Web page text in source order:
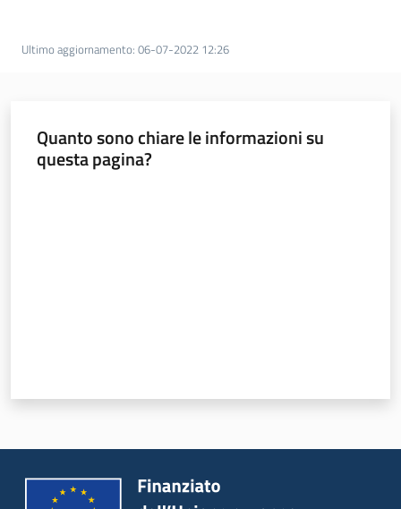
del
territorio
risorse
Territorio
Ultimo aggiornamento: 06-07-2022 12:26
Quanto sono chiare le informazioni su
questa pagina?